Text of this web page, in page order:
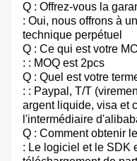
Q : Offrez-vous la
: Oui, nous offrons à
technique perpétuel
Q : Ce qui est votre
: : MOQ est 2pcs
Q : Quel est votre
: : Paypal, T/T
argent liquide, visa et
l'intermédiaire
Q : Comment obtenir
: Le logiciel et le SDK